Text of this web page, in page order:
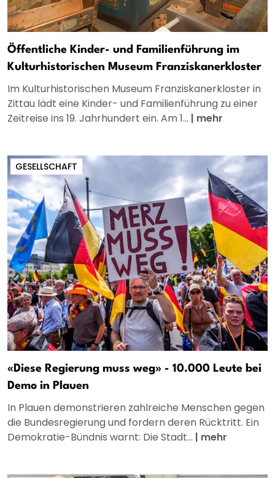
Öffentliche Kinder- und Familienführung im
Kulturhistorischen Museum Franziskanerkloster
Im Kulturhistorischen Museum Franziskanerkloster in
Zittau lädt eine Kinder- und Familienführung zu einer
Zeitreise ins 19. Jahrhundert ein. Am 1... | mehr
GESELLSCHAFT
«Diese Regierung muss weg» - 10.000 Leute bei
Demo in Plauen
In Plauen demonstrieren zahlreiche Menschen gegen
die Bundesregierung und fordern deren Rücktritt. Ein
Demokratie-Bündnis warnt: Die Stadt... | mehr